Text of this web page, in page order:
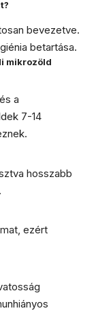
bevezetve.
betartása.
mikrozöld
a
7-14
hosszabb
ezért